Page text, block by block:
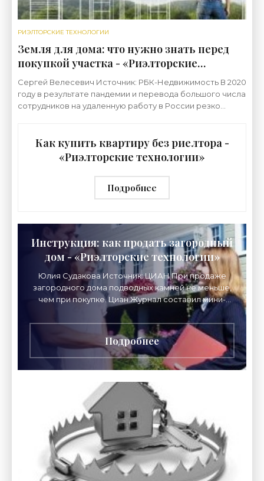
РИЭЛТОРСКИЕ ТЕХНОЛОГИИ
Земля для дома: что нужно знать перед
покупкой участка - «Риэлторские
технологии»
Сергей Велесевич Источник: РБК-Недвижимость В 2020
году в результате пандемии и перевода большого числа
сотрудников на удаленную работу в России резко
Как купить квартиру без риелтора -
«Риэлторские технологии»
Подробнее
Инструкция: как продать загородный
дом - «Риэлторские технологии»
Юлия Судакова Источник: ЦИАН При продаже
загородного дома подводных камней не меньше,
чем при покупке. Циан.Журнал составил мини-
энциклопедию для тех, кто хочет расстаться со
своей
Подробнее